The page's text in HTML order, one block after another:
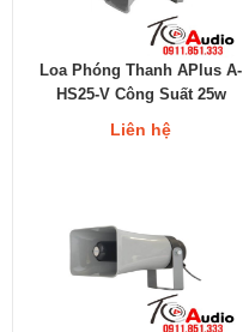
Loa Phóng Thanh APlus A-
HS25-V Công Suất 25w
Liên hệ